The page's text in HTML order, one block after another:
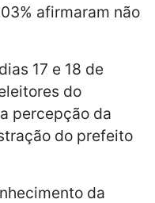
afirmaram não
17 e 18 de
do
percepção da
do prefeito
da